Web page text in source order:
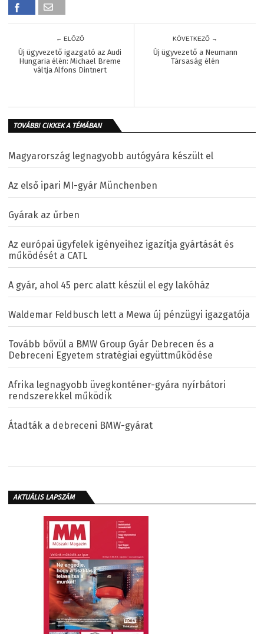
← ELŐZŐ
Új ügyvezető igazgató az Audi
Hungaria élén: Michael Breme
váltja Alfons Dintnert
KÖVETKEZŐ →
Új ügyvezető a Neumann
Társaság élén
TOVÁBBI CIKKEK A TÉMÁBAN
Magyarország legnagyobb autógyára készült el
Az első ipari MI-gyár Münchenben
Gyárak az űrben
Az európai ügyfelek igényeihez igazítja gyártását és
működését a CATL
A gyár, ahol 45 perc alatt készül el egy lakóház
Waldemar Feldbusch lett a Mewa új pénzügyi igazgatója
Tovább bővül a BMW Group Gyár Debrecen és a
Debreceni Egyetem stratégiai együttműködése
Afrika legnagyobb üvegkonténer-gyára nyírbátori
rendszerekkel működik
Átadták a debreceni BMW-gyárat
AKTUÁLIS LAPSZÁM